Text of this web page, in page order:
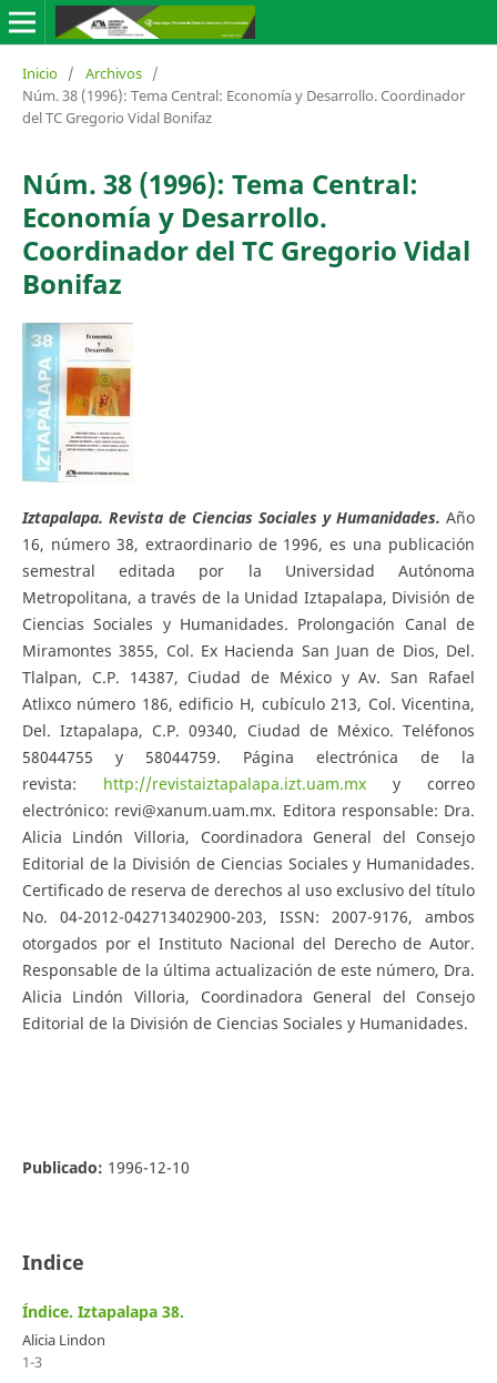
Inicio / Archivos /
Núm. 38 (1996): Tema Central: Economía y Desarrollo. Coordinador
del TC Gregorio Vidal Bonifaz
Núm. 38 (1996): Tema Central:
Economía y Desarrollo.
Coordinador del TC Gregorio Vidal
Bonifaz
Iztapalapa. Revista de Ciencias Sociales y Humanidades. Año
16, número 38, extraordinario de 1996, es una publicación
semestral editada por la Universidad Autónoma
Metropolitana, a través de la Unidad Iztapalapa, División de
Ciencias Sociales y Humanidades. Prolongación Canal de
Miramontes 3855, Col. Ex Hacienda San Juan de Dios, Del.
Tlalpan, C.P. 14387, Ciudad de México y Av. San Rafael
Atlixco número 186, edificio H, cubículo 213, Col. Vicentina,
Del. Iztapalapa, C.P. 09340, Ciudad de México. Teléfonos
58044755 y 58044759. Página electrónica de la
revista: http://revistaiztapalapa.izt.uam.mx y correo
electrónico: revi@xanum.uam.mx. Editora responsable: Dra.
Alicia Lindón Villoria, Coordinadora General del Consejo
Editorial de la División de Ciencias Sociales y Humanidades.
Certificado de reserva de derechos al uso exclusivo del título
No. 04-2012-042713402900-203, ISSN: 2007-9176, ambos
otorgados por el Instituto Nacional del Derecho de Autor.
Responsable de la última actualización de este número, Dra.
Alicia Lindón Villoria, Coordinadora General del Consejo
Editorial de la División de Ciencias Sociales y Humanidades.
Publicado: 1996-12-10
Indice
Índice. Iztapalapa 38.
Alicia Lindon
1-3